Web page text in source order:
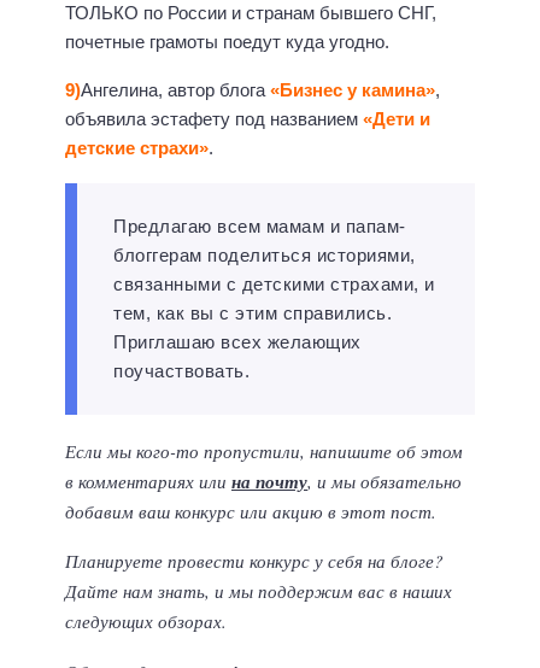
ТОЛЬКО по России и странам бывшего СНГ,
почетные грамоты поедут куда угодно.
9)Ангелина, автор блога«Бизнес у камина»,
объявила эстафету под названием «Дети и
детские страхи».
Предлагаю всем мамам и папам-
блоггерам поделиться историями,
связанными с детскими страхами, и
тем, как вы с этим справились.
Приглашаю всех желающих
поучаствовать.
Если мы кого-то пропустили, напишите об этом
в комментариях или на почту, и мы обязательно
добавим ваш конкурс или акцию в этот пост.
Планируете провести конкурс у себя на блоге?
Дайте нам знать, и мы поддержим вас в наших
следующих обзорах.